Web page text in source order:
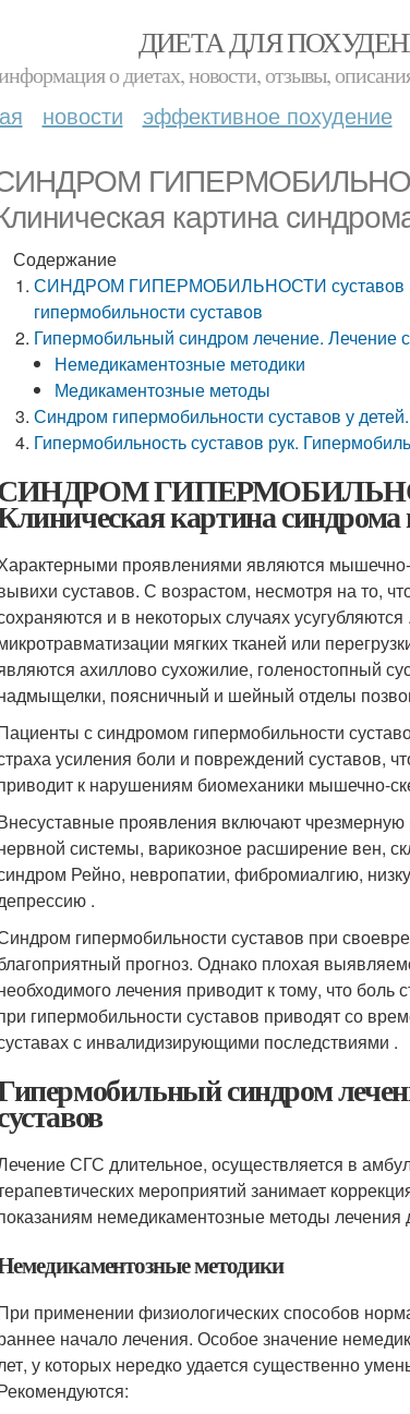
ДИЕТА ДЛЯ
о диетах, новости, отзывы,
новости эффективное похудение
картина
Содержание
СИНДРОМ ГИПЕРМОБИЛЬНОСТИ суставов в
гипермобильности суставов
Гипермобильный синдром лечение. Лечение
Немедикаментозные методики
Медикаментозные методы
Синдром гипермобильности суставов у
Гипермобильность суставов рук.
картина синдрома
проявлениями являются
суставов. С возрастом, несмотря на то,
и в некоторых случаях
мягких тканей или
ахиллово сухожилие, голеностопный
поясничный и шейный отделы
с синдромом гипермобильности
усиления боли и повреждений суставов,
к нарушениям биомеханики мышечно-
проявления включают
системы, варикозное расширение вен,
Рейно, невропатии, фибромиалгию,
.
гипермобильности суставов при
прогноз. Однако плохая
лечения приводит к тому, что
гипермобильности суставов приводят со
с инвалидизирующими последствиями .
синдром
СГС длительное, осуществляется в
мероприятий занимает
немедикаментозные методы лечения
методики
применении физиологических способов
начало лечения. Особое значение
у которых нередко удается существенно